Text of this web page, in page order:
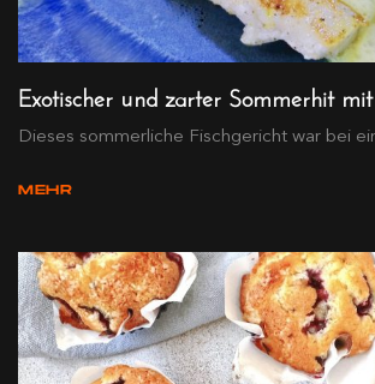
Exotischer und zarter Sommerhit
Dieses sommerliche Fischgericht war bei
MEHR